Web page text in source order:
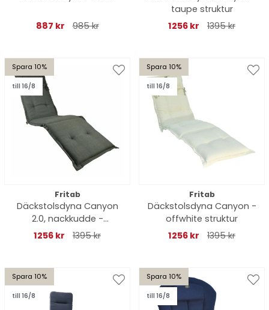
887 kr 985 kr
taupe struktur
1256 kr
1395 kr
Spara 10%
till 16/8
Fritab
Däckstolsdyna Canyon
2.0, nackkudde -
skogsgrön
1256 kr 1395 kr
Spara 10%
till 16/8
Fritab
Däckstolsdyna Canyon -
offwhite struktur
1256 kr
1395 kr
Spara 10%
till 16/8
Spara 10%
till 16/8